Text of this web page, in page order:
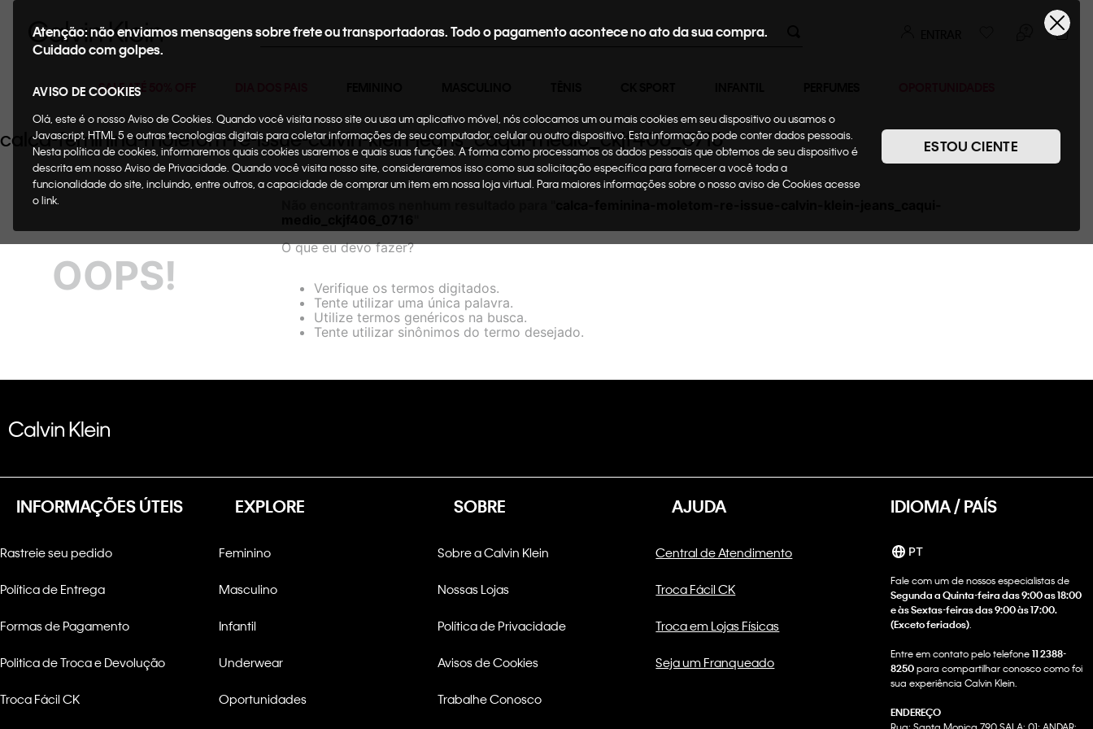
Buscar
SALE ATÉ 50% OFF
Atenção: não enviamos mensagens sobre frete ou transportadoras. Todo o pagamento acontece no ato da sua compra.
Cuidado com golpes.
AVISO DE COOKIES
Olá, este é o nosso Aviso de Cookies. Quando você visita nosso site ou usa um aplicativo móvel, nós colocamos um ou mais cookies em seu dispositivo ou usamos o
Javascript, HTML 5 e outras tecnologias digitais para coletar informações de seu computador, celular ou outro dispositivo. Esta informação pode conter dados pessoais.
Nesta política de cookies, informaremos quais cookies usaremos e quais suas funções. A forma como processamos os dados pessoais que obtemos de seu dispositivo é
descrita em nosso Aviso de Privacidade. Quando você visita nosso site, consideraremos isso como sua solicitação específica para fornecer a você toda a
funcionalidade do site, incluindo, entre outros, a capacidade de comprar um item em nossa loja virtual. Para maiores informações sobre o nosso aviso de Cookies acesse
o link.
ESTOU CIENTE
calca-feminina-moletom-re-issue-calvin-klein-jeans_caqui-medio_ckjf406_0716
OOPS!
O que eu devo fazer?
Verifique os termos digitados.
Tente utilizar uma única palavra.
Utilize termos genéricos na busca.
Tente utilizar sinônimos do termo desejado.
INFORMAÇÕES ÚTEIS
Rastreie seu pedido
Política de Entrega
Formas de Pagamento
Politica de Troca e Devolução
Troca Fácil CK
EXPLORE
Feminino
Masculino
Infantil
Underwear
Oportunidades
SOBRE
Sobre a Calvin Klein
Nossas Lojas
Política de Privacidade
Avisos de Cookies
Trabalhe Conosco
AJUDA
Central de Atendimento
Troca Fácil CK
Troca em Lojas Físicas
Seja um Franqueado
IDIOMA / PAÍS
PT
Fale com um de nossos especialistas de
Segunda a Quinta-feira das 9:00 as 18:00
e às Sextas-feiras das 9:00 às 17:00.
(Exceto feriados)
Entre em contato pelo telefone11 2388-
8250para compartilhar conosco como foi
sua experiência Calvin Klein.
ENDEREÇO